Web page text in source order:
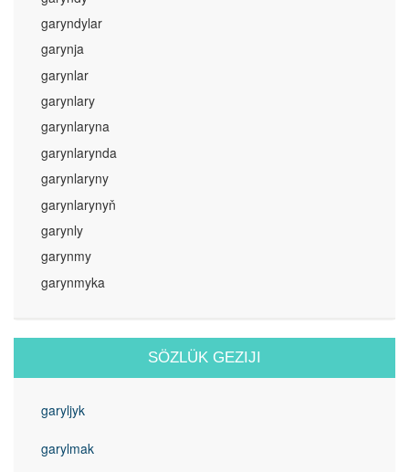
garyndylar
garynja
garynlar
garynlary
garynlaryna
garynlarynda
garynlaryny
garynlarynyň
garynly
garynmy
garynmyka
SÖZLÜK GEZIJI
garyljyk
garylmak